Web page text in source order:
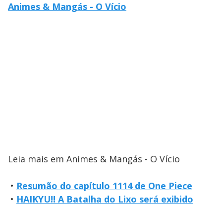
Animes & Mangás - O Vício
Leia mais em Animes & Mangás - O Vício
• Resumão do capítulo 1114 de One Piece
• HAIKYU!! A Batalha do Lixo será exibido